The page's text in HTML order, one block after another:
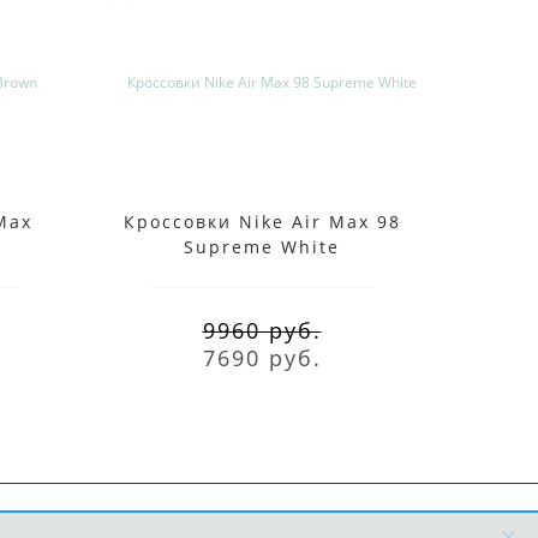
Кроссовки Nike Air Max 98
Supreme White
9960 руб.
7690 руб.